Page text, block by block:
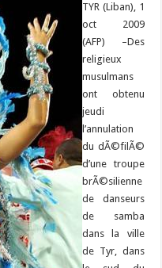
TYR (Liban), 1
oct 2009
(AFP) –Des
religieux
musulmans
ont obtenu
jeudi
l’annulation
du dÃ©filÃ©
d’une troupe
brÃ©silienne
de danseurs
de samba
dans la ville
de Tyr, dans